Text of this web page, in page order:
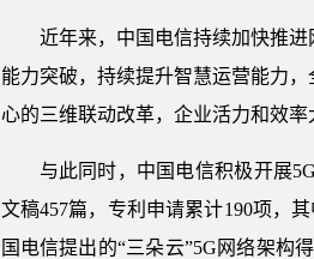
近年来，中国电信持续加快推
能力突破，持续提升智慧运营能力
心的三维联动改革，企业活力和效率
与此同时，中国电信积极开展
文稿457篇，专利申请累计190项，
国电信提出的“三朵云”5G网络架构